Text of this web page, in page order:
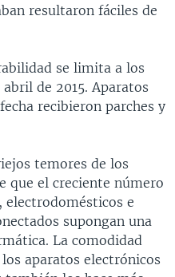
resultaron fáciles de
se limita a los
de 2015. Aparatos
recibieron parches y
temores de los
que el creciente número
electrodomésticos e
supongan una
La comodidad
aparatos electrónicos